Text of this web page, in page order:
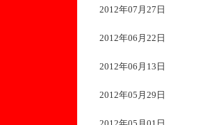
2012年07月27日
2012年06月22日
2012年06月13日
2012年05月29日